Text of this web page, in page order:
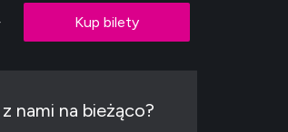
Kup bilety
nami na bieżąco?